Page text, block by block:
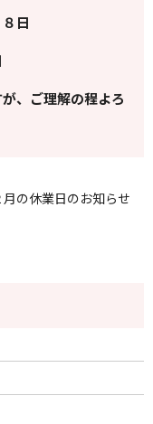
日
、ご理解の程よろ
の休業日のお知らせ